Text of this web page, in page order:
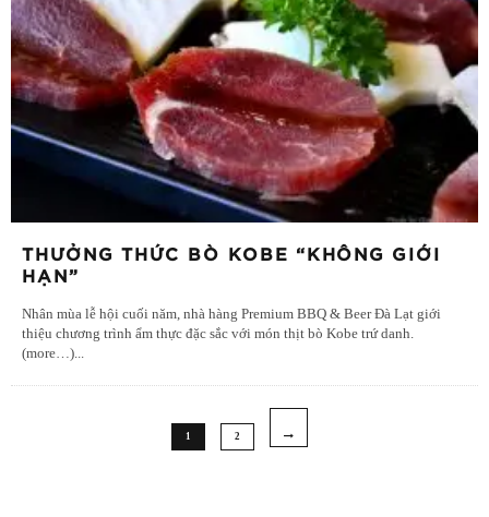
THƯỞNG THỨC BÒ KOBE “KHÔNG GIỚI
HẠN”
Nhân mùa lễ hội cuối năm, nhà hàng Premium BBQ & Beer Đà Lạt giới
thiệu chương trình ẩm thực đặc sắc với món thịt bò Kobe trứ danh.
(more…)
1 2